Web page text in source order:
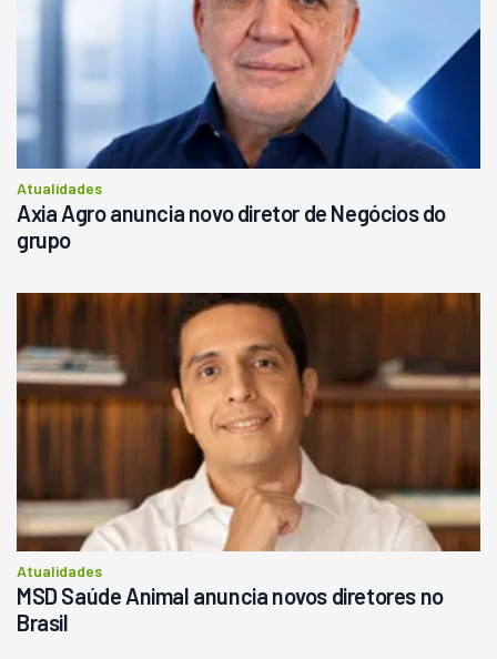
Atualidades
Axia Agro anuncia novo diretor de Negócios do
grupo
Atualidades
MSD Saúde Animal anuncia novos diretores no
Brasil